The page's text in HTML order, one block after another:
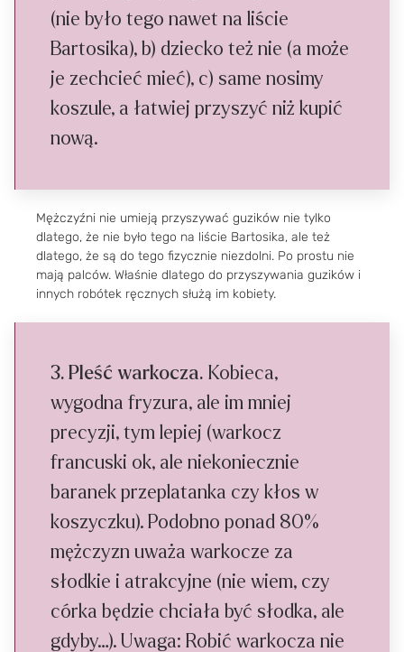
(nie było tego nawet na liście
Bartosika), b) dziecko też nie (a może
je zechcieć mieć), c) same nosimy
koszule, a łatwiej przyszyć niż kupić
nową.
Mężczyźni nie umieją przyszywać guzików nie tylko
dlatego, że nie było tego na liście Bartosika, ale też
dlatego, że są do tego fizycznie niezdolni. Po prostu nie
mają palców. Właśnie dlatego do przyszywania guzików i
innych robótek ręcznych służą im kobiety.
3. Pleść warkocza. Kobieca,
wygodna fryzura, ale im mniej
precyzji, tym lepiej (warkocz
francuski ok, ale niekoniecznie
baranek przeplatanka czy kłos w
koszyczku). Podobno ponad 80%
mężczyzn uważa warkocze za
słodkie i atrakcyjne (nie wiem, czy
córka będzie chciała być słodka, ale
gdyby…). Uwaga: Robić warkocza nie